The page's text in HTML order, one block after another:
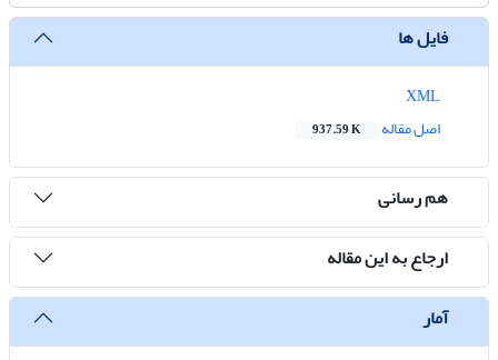
فایل ها
اصل مقاله
937.59 K
هم رسانی
ارجاع به این مقاله
آمار